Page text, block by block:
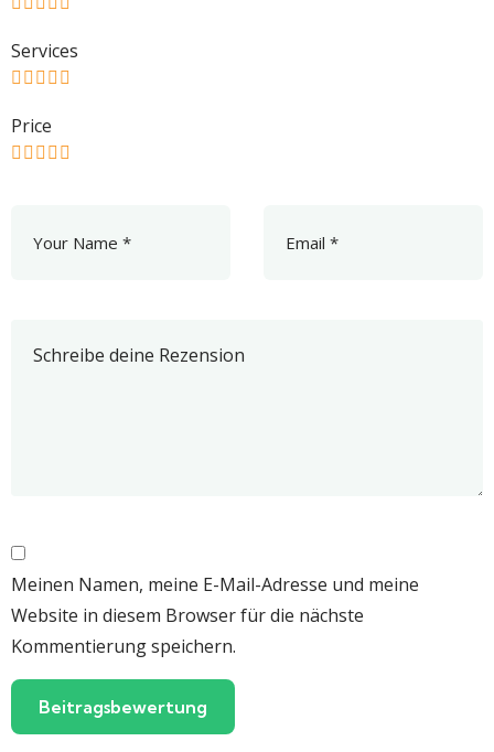
Meinen Namen, meine E-Mail-Adresse und meine
Website in diesem Browser für die nächste
Kommentierung speichern.
Services
Price